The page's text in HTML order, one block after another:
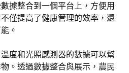
據整合到一個平台上，方便用
僅提高了健康管理的效率，還
。
度和光照感測器的數據可以幫
。透過數據整合與展示，農民